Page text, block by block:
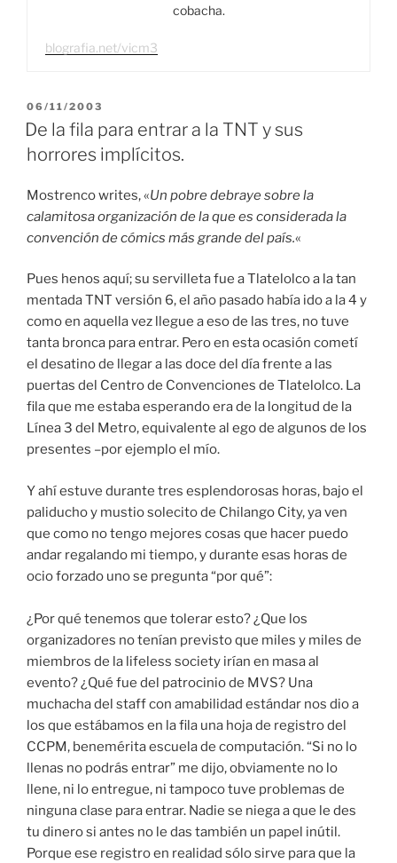
cobacha.
blografia.net/vicm3
PUBLICADO
EL
06/11/2003
De la fila para entrar a la TNT y sus
horrores implícitos.
Mostrenco writes, «Un pobre debraye sobre la
calamitosa organización de la que es considerada la
convención de cómics más grande del país.«
Pues henos aquí; su servilleta fue a Tlatelolco a la tan
mentada TNT versión 6, el año pasado había ido a la 4 y
como en aquella vez llegue a eso de las tres, no tuve
tanta bronca para entrar. Pero en esta ocasión cometí
el desatino de llegar a las doce del día frente a las
puertas del Centro de Convenciones de Tlatelolco. La
fila que me estaba esperando era de la longitud de la
Línea 3 del Metro, equivalente al ego de algunos de los
presentes –por ejemplo el mío.
Y ahí estuve durante tres esplendorosas horas, bajo el
paliducho y mustio solecito de Chilango City, ya ven
que como no tengo mejores cosas que hacer puedo
andar regalando mi tiempo, y durante esas horas de
ocio forzado uno se pregunta “por qué”:
¿Por qué tenemos que tolerar esto? ¿Que los
organizadores no tenían previsto que miles y miles de
miembros de la lifeless society irían en masa al
evento? ¿Qué fue del patrocinio de MVS? Una
muchacha del staff con amabilidad estándar nos dio a
los que estábamos en la fila una hoja de registro del
CCPM, benemérita escuela de computación. “Si no lo
llenas no podrás entrar” me dijo, obviamente no lo
llene, ni lo entregue, ni tampoco tuve problemas de
ninguna clase para entrar. Nadie se niega a que le des
tu dinero si antes no le das también un papel inútil.
Porque ese registro en realidad sólo sirve para que la